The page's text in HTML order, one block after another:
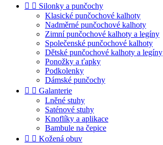
  Silonky a punčochy
Klasické punčochové kalhoty
Nadměrné punčochové kalhoty
Zimní punčochové kalhoty a legíny
Společenské punčochové kalhoty
Dětské punčochové kalhoty a legíny
Ponožky a ťapky
Podkolenky
Dámské punčochy
  Galanterie
Lněné stuhy
Saténové stuhy
Knoflíky a aplikace
Bambule na čepice
  Kožená obuv